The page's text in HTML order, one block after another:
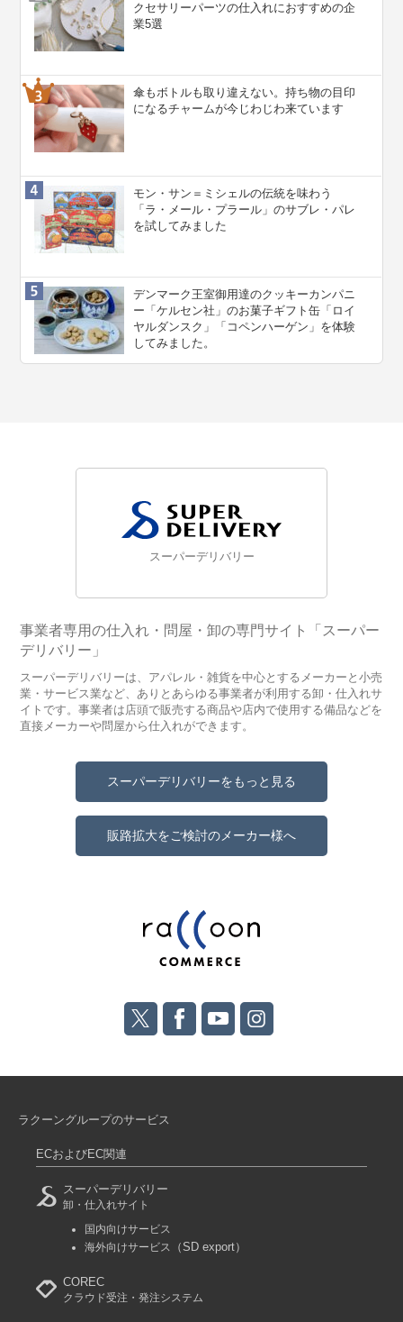
クセサリーパーツの仕入れにおすすめの企
業5選
傘もボトルも取り違えない。持ち物の目印
になるチャームが今じわじわ来ています
モン・サン＝ミシェルの伝統を味わう
「ラ・メール・プラール」のサブレ・パレ
を試してみました
デンマーク王室御用達のクッキーカンパニ
ー「ケルセン社」のお菓子ギフト缶「ロイ
ヤルダンスク」「コペンハーゲン」を体験
してみました。
スーパーデリバリー
事業者専用の仕入れ・問屋・卸の専門サイト「スーパー
デリバリー」
スーパーデリバリーは、アパレル・雑貨を中心とするメーカーと小売
業・サービス業など、ありとあらゆる事業者が利用する卸・仕入れサ
イトです。事業者は店頭で販売する商品や店内で使用する備品などを
直接メーカーや問屋から仕入れができます。
スーパーデリバリーをもっと見る
販路拡大をご検討のメーカー様へ
ラクーングループのサービス
ECおよびEC関連
スーパーデリバリー
卸・仕入れサイト
国内向けサービス
海外向けサービス
（SD export）
COREC
クラウド受注・発注システム